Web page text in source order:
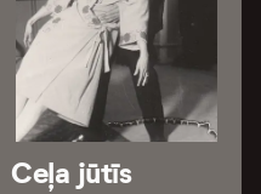
Ceļa jūtīs